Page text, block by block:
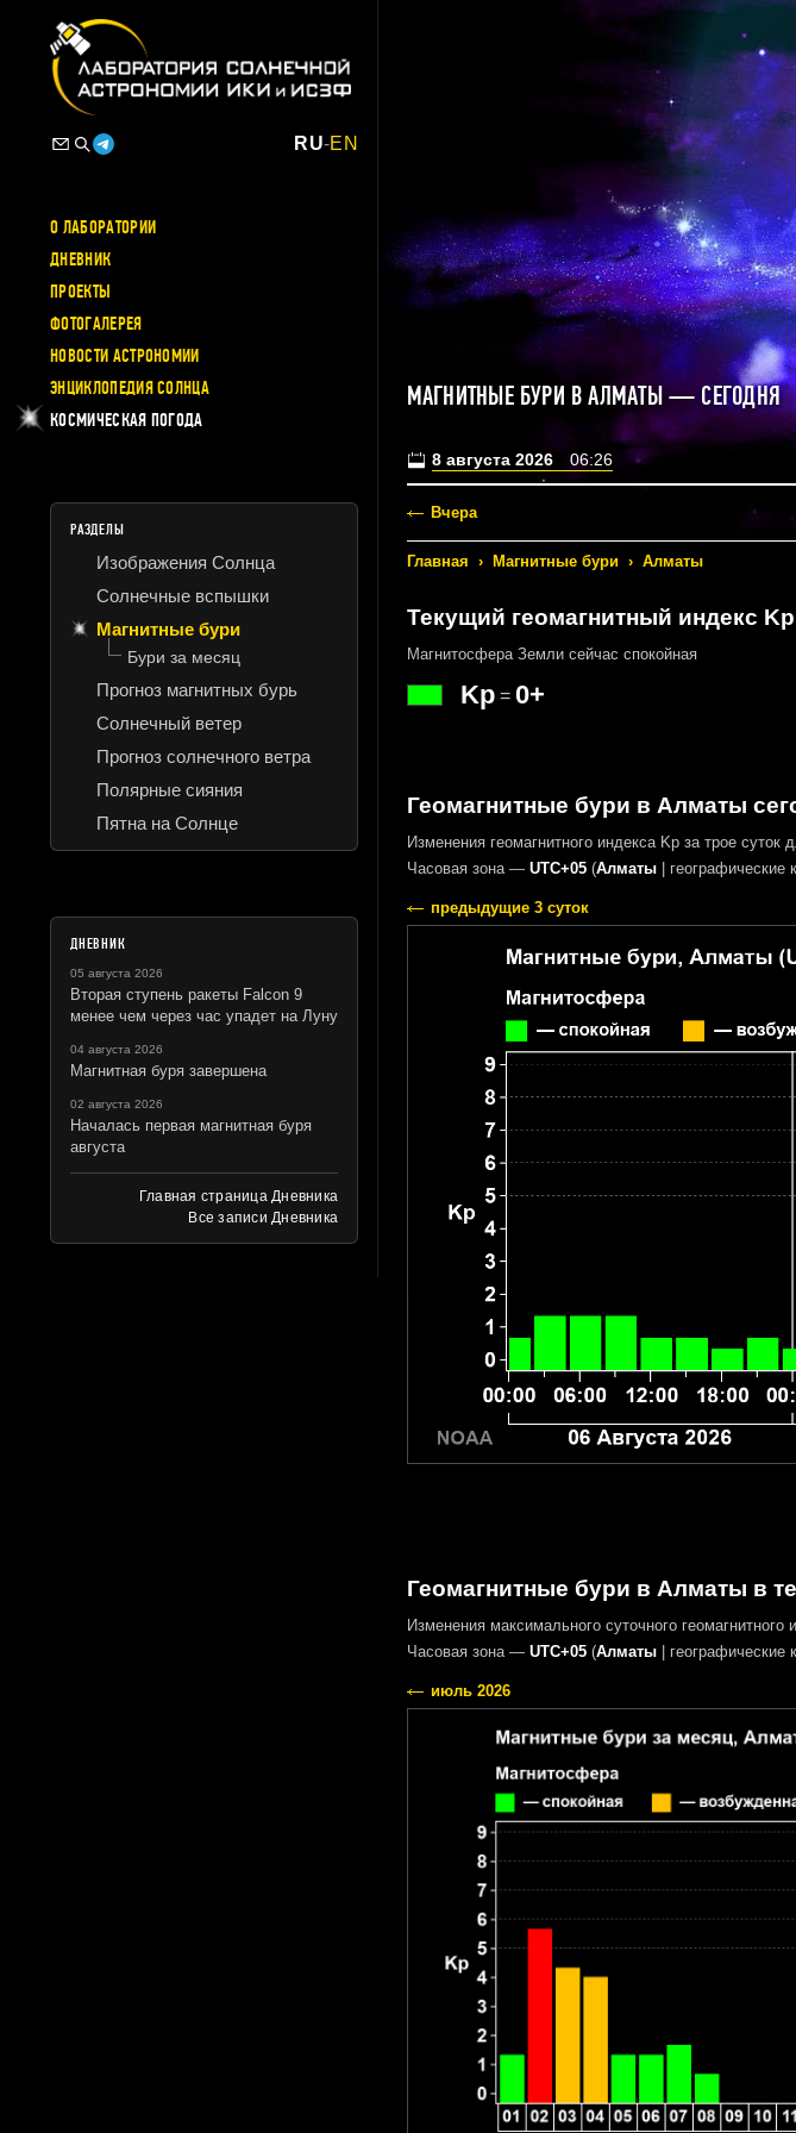
RU-EN
О ЛАБОРАТОРИИ
ДНЕВНИК
ПРОЕКТЫ
ФОТОГАЛЕРЕЯ
НОВОСТИ АСТРОНОМИИ
ЭНЦИКЛОПЕДИЯ СОЛНЦА
КОСМИЧЕСКАЯ ПОГОДА
РАЗДЕЛЫ
Изображения Солнца
Солнечные вспышки
Магнитные бури
Бури за месяц
Прогноз магнитных бурь
Солнечный ветер
Прогноз солнечного ветра
Полярные сияния
Пятна на Солнце
ДНЕВНИК
05 августа 2026
Вторая ступень ракеты Falcon 9
менее чем через час упадет на Луну
04 августа 2026
Магнитная буря завершена
02 августа 2026
Началась первая магнитная буря
августа
Главная страница Дневника
Все записи Дневника
МАГНИТНЫЕ БУРИ В АЛМАТЫ — СЕГОДНЯ
8 августа 2026 06:26
Вчера
Главная › Магнитные бури › Алматы
Текущий геомагнитный индекс Kp
Магнитосфера Земли сейчас спокойная
Kp= 0+
Геомагнитные бури в Алматы
Изменения геомагнитного индекса Kp за трое суток
Часовая зона — UTC+05(Алматы|
предыдущие 3 суток
Геомагнитные бури в Алматы в
Изменения максимального суточного геомагнитного
Часовая зона — UTC+05(Алматы|
июль 2026